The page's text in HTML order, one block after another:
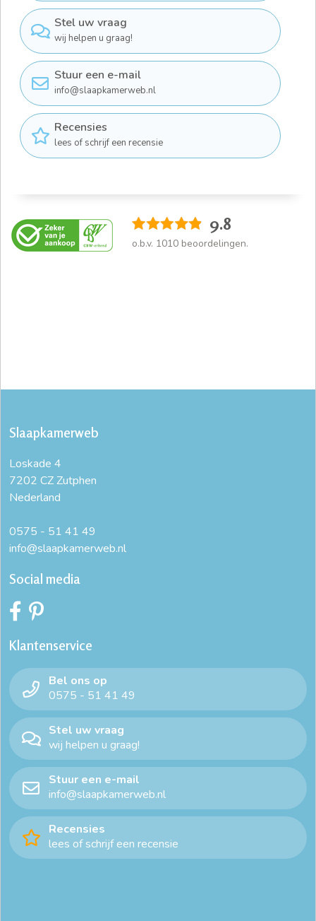
Stel uw vraag
wij helpen u graag!
Stuur een e-mail
info@slaapkamerweb.nl
Recensies
lees of schrijf een recensie
9.8
o.b.v. 1010 beoordelingen.
Slaapkamerweb
Loskade 4
7202 CZ Zutphen
Nederland
0575 - 51 41 49
info@slaapkamerweb.nl
Social media
Klantenservice
Bel ons op
0575 - 51 41 49
Stel uw vraag
wij helpen u graag!
Stuur een e-mail
info@slaapkamerweb.nl
Recensies
lees of schrijf een recensie